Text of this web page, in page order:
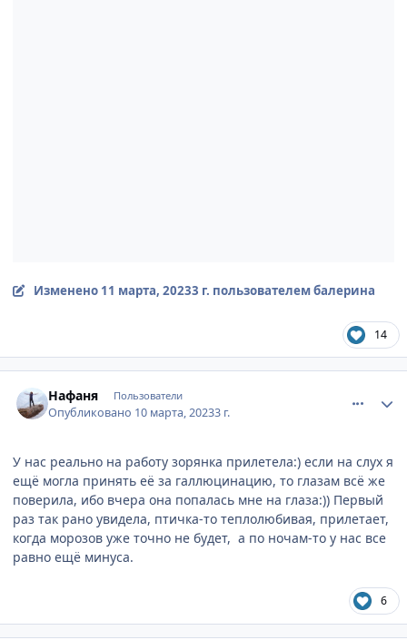
Изменено 11 марта, 20233 г. пользователем балерина
14
Нафаня Пользователи
Опубликовано 10 марта, 20233 г.
У нас реально на работу зорянка прилетела:) если на слух я
ещё могла принять её за галлюцинацию, то глазам всё же
поверила, ибо вчера она попалась мне на глаза:)) Первый
раз так рано увидела, птичка-то теплолюбивая, прилетает,
когда морозов уже точно не будет, а по ночам-то у нас все
равно ещё минуса.
6